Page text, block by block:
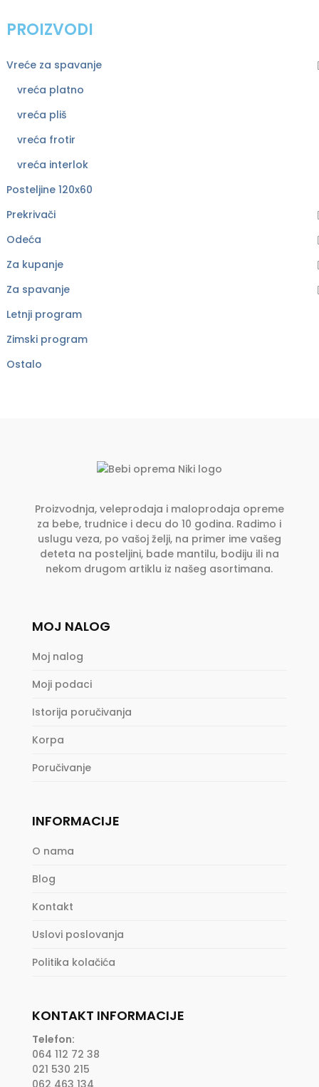
PROIZVODI
Vreće za spavanje
vreća platno
vreća pliš
vreća frotir
vreća interlok
Posteljine 120x60
Prekrivači
Odeća
Za kupanje
Za spavanje
Letnji program
Zimski program
Ostalo
Proizvodnja, veleprodaja i maloprodaja opreme
za bebe, trudnice i decu do 10 godina. Radimo i
uslugu veza, po vašoj želji, na primer ime vašeg
deteta na posteljini, bade mantilu, bodiju ili na
nekom drugom artiklu iz našeg asortimana.
MOJ NALOG
Moj nalog
Moji podaci
Istorija poručivanja
Korpa
Poručivanje
INFORMACIJE
O nama
Blog
Kontakt
Uslovi poslovanja
Politika kolačića
KONTAKT INFORMACIJE
Telefon:
064 112 72 38
021 530 215